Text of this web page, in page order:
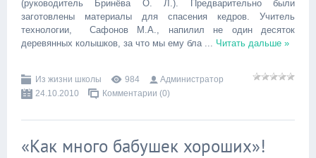
(руководитель Бринёва О. Л.). Предварительно были
заготовлены материалы для спасения кедров. Учитель
технологии, Сафонов М.А., напилил не один десяток
деревянных колышков, за что мы ему бла ... Читать дальше »
Из жизни школы 984
Администратор
24.10.2010
Комментарии (0)
«Как много бабушек хороших»!